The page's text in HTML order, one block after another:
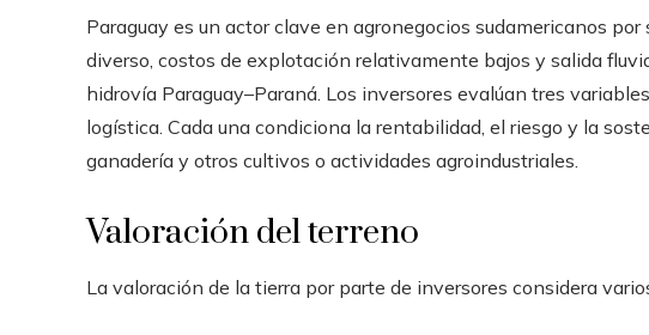
Paraguay es un actor clave en agronegocios sudamericanos
diverso, costos de explotación relativamente bajos y salida
hidrovía Paraguay–Paraná. Los inversores evalúan tres
logística. Cada una condiciona la rentabilidad, el riesgo y la
ganadería y otros cultivos o actividades agroindustriales.
Valoración del terreno
La valoración de la tierra por parte de inversores considera